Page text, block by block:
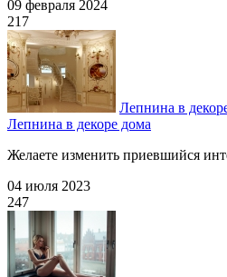
09 февраля 2024
217
Лепнина в
Лепнина в декоре дома
Желаете изменить приевшийся
04 июля 2023
247